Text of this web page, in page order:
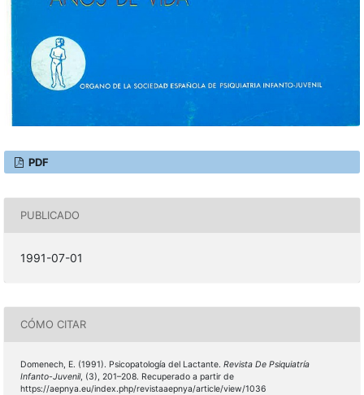
PDF
PUBLICADO
1991-07-01
CÓMO CITAR
Domenech, E. (1991). Psicopatología del Lactante. Revista De Psiquiatría
Infanto-Juvenil, (3), 201–208. Recuperado a partir de
https://aepnya.eu/index.php/revistaaepnya/article/view/1036